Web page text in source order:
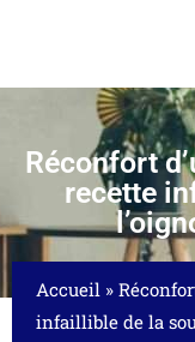
Réconfort
recette
Accueil »
infaillible de la